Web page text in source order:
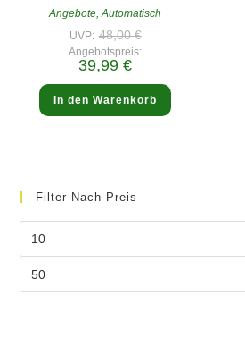
Angebote ,Automatisch
UVP: 48,00€Ursprünglicher
Preis
war:
Angebotspreis:
39,99€Aktueller
ist:
39,99 €.
In den Warenkorb
Filter Nach Preis